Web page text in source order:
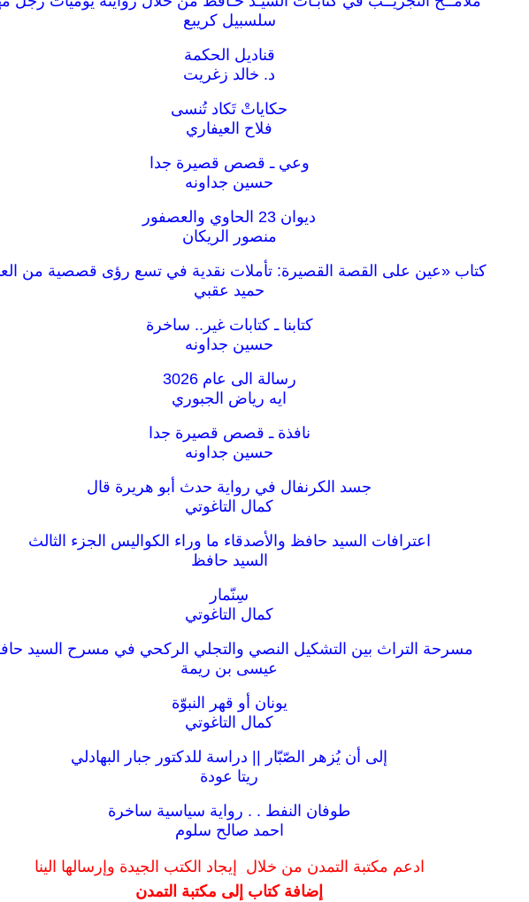
سلسبيل كريبع
قناديل الحكمة
د. خالد زغريت
حكاياتْ تَكاد تُنسى
فلاح العيفاري
وعي ـ قصص قصيرة جدا
حسين جداونه
ديوان 23 الحاوي والعصفور
منصور الريكان
كتاب «عين على القصة القصيرة: تأملات نقدية في تسع رؤى قصصية من
حميد عقبي
كتابنا ـ كتابات غير.. ساخرة
حسين جداونه
رسالة الى عام 3026
ايه رياض الجبوري
نافذة ـ قصص قصيرة جدا
حسين جداونه
جسد الكرنفال في رواية حدث أبو هريرة قال
كمال التاغوتي
اعترافات السيد حافظ والأصدقاء ما وراء الكواليس الجزء الثالث
السيد حافظ
سِنّمار
كمال التاغوتي
مسرحة التراث بين التشكيل النصي والتجلي الركحي في مسرح السيد
عيسى بن ريمة
يونان أو قهر النبوّة
كمال التاغوتي
إلى أن يُزهر الصّبّار || دراسة للدكتور جبار البهادلي
ريتا عودة
طوفان النفط . . رواية سياسية ساخرة
احمد صالح سلوم
ادعم مكتبة التمدن من خلال إيجاد الكتب الجيدة وإرسالها الينا
إضافة كتاب إلى مكتبة التمدن